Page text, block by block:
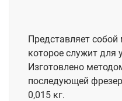
Представляет собой
которое служит для
Изготовлено
последующей
0,015 кг.